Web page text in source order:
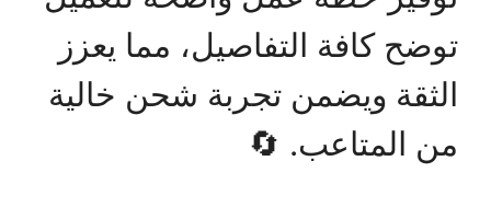
توضح كافة التفاصيل، مما يعزز
الثقة ويضمن تجربة شحن خالية
من المتاعب. 🔄